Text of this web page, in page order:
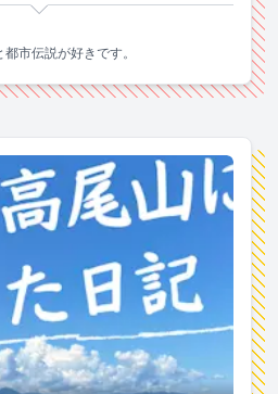
市伝説が好きです。